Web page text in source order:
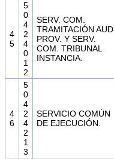
4
5
5
0
4
2
4
0
1
2
SERV. COM.
TRAMITACIÓN AUD.
PROV. Y SERV.
COM. TRIBUNAL
INSTANCIA.
4
6
5
0
4
2
4
2
1
3
SERVICIO COMÚN
DE EJECUCIÓN.